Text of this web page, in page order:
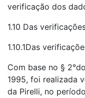
verificação dos
1.10 Das
1.10.1Das
Com base no §
1995, foi realizada
da Pirelli, no